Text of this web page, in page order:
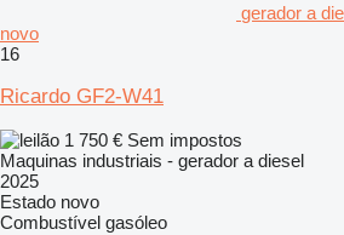
gerador a
novo
16
Ricardo GF2-W41
1 750 € Sem impostos
Maquinas industriais - gerador a diesel
2025
Estado novo
Combustível gasóleo